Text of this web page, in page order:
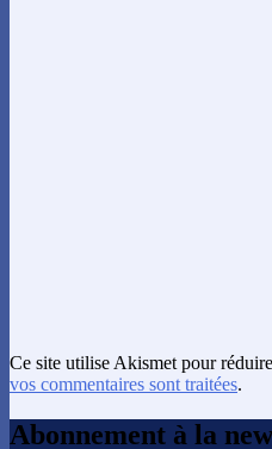
Ce site utilise Akismet pour
vos commentaires sont traitées.
Abonnement à la